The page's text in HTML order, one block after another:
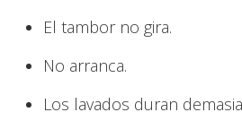
El tambor no gira.
No arranca.
Los lavados duran